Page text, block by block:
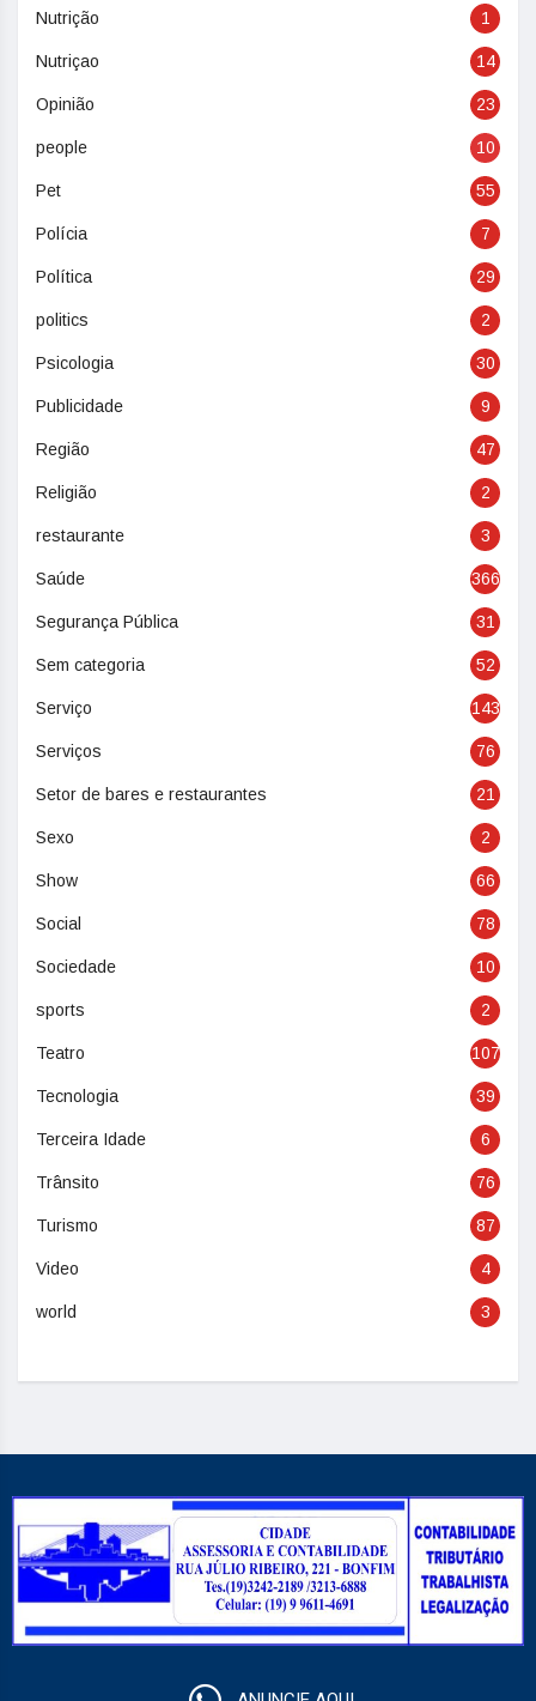
Nutrição 1
Nutriçao 14
Opinião 23
people 10
Pet 55
Polícia 7
Política 29
politics 2
Psicologia 30
Publicidade 9
Região 47
Religião 2
restaurante 3
Saúde 366
Segurança Pública 31
Sem categoria 52
Serviço 143
Serviços 76
Setor de bares e restaurantes 21
Sexo 2
Show 66
Social 78
Sociedade 10
sports 2
Teatro 107
Tecnologia 39
Terceira Idade 6
Trânsito 76
Turismo 87
Video 4
world 3